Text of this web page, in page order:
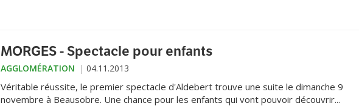
MORGES - Spectacle pour enfants
AGGLOMÉRATION 04.11.2013
Véritable réussite, le premier spectacle d'Aldebert trouve une suite le dimanche 9
novembre à Beausobre. Une chance pour les enfants qui vont pouvoir découvrir...